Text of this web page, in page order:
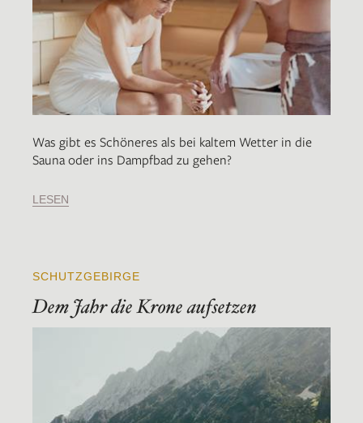
Was gibt es Schöneres als bei kaltem Wetter in die
Sauna oder ins Dampfbad zu gehen?
LESEN
SCHUTZGEBIRGE
Dem Jahr die Krone aufsetzen